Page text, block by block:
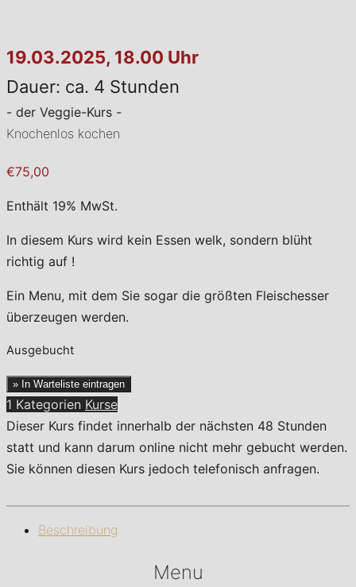
19.03.2025, 18.00 Uhr
Dauer: ca. 4 Stunden
- der Veggie-Kurs -
Knochenlos kochen
€75,00
Enthält 19% MwSt.
In diesem Kurs wird kein Essen welk, sondern blüht
richtig auf !
Ein Menu, mit dem Sie sogar die größten Fleischesser
überzeugen werden.
Ausgebucht
» In Warteliste eintragen
1 Kategorien Kurse
Dieser Kurs findet innerhalb der nächsten 48 Stunden
statt und kann darum online nicht mehr gebucht werden.
Sie können diesen Kurs jedoch telefonisch anfragen.
Beschreibung
Menu